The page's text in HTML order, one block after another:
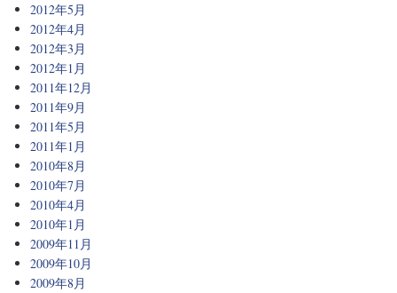
2012年5月
2012年4月
2012年3月
2012年1月
2011年12月
2011年9月
2011年5月
2011年1月
2010年8月
2010年7月
2010年4月
2010年1月
2009年11月
2009年10月
2009年8月